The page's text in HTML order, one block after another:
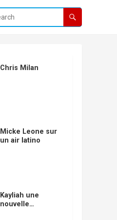
Chris Milan
Micke Leone sur
un air latino
Kayliah une
nouvelle